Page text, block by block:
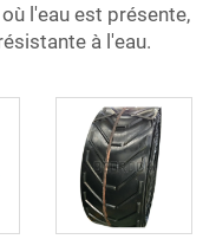
l'eau est présente,
à l'eau.